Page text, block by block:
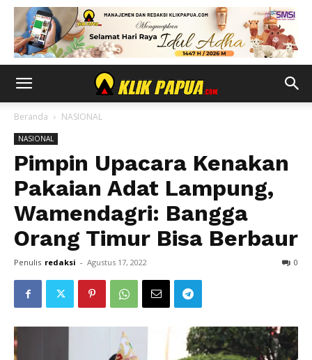
Beranda NASIONAL
NASIONAL
Pimpin Upacara Kenakan
Pakaian Adat Lampung,
Wamendagri: Bangga
Orang Timur Bisa Berbaur
Penulis redaksi - Agustus 17, 2022 0